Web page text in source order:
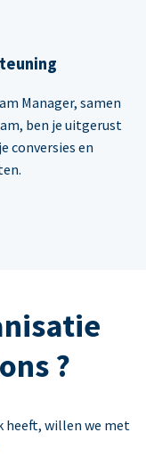
Manager, samen
ben je uitgerust
conversies en
?
heeft, willen we met